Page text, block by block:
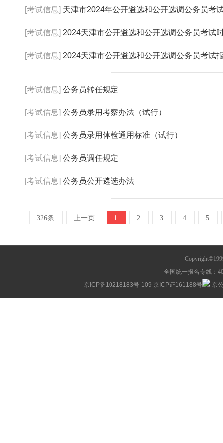
[考试信息] 天津市2024年公开遴选和公开选调公务员考
[考试信息] 2024天津市公开遴选和公开选调公务员考试
[考试信息] 2024天津市公开遴选和公开选调公务员考试报
[考试信息] 公务员转任规定
[考试信息] 公务员录用考察办法（试行）
[考试信息] 公务员录用体检通用标准（试行）
[考试信息] 公务员调任规定
[考试信息] 公务员公开遴选办法
326条 上一页 1 2 3 4 5
全国统一报名专线：
京ICP备10218183号-109 京ICP证161188号 京